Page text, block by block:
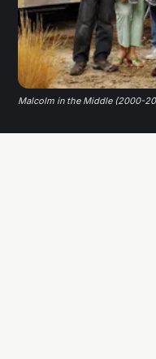
Malcolm in the Middle (2000-